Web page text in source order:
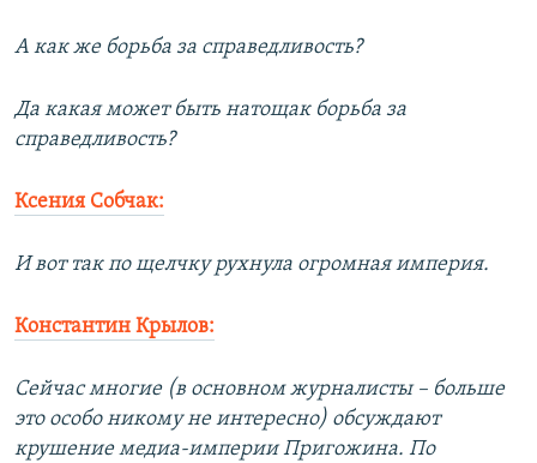
А как же борьба за справедливость?
Да какая может быть натощак борьба за
справедливость?
Ксения Собчак:
И вот так по щелчку рухнула огромная империя.
Константин Крылов:
Сейчас многие (в основном журналисты – больше
это особо никому не интересно) обсуждают
крушение медиа-империи Пригожина. По